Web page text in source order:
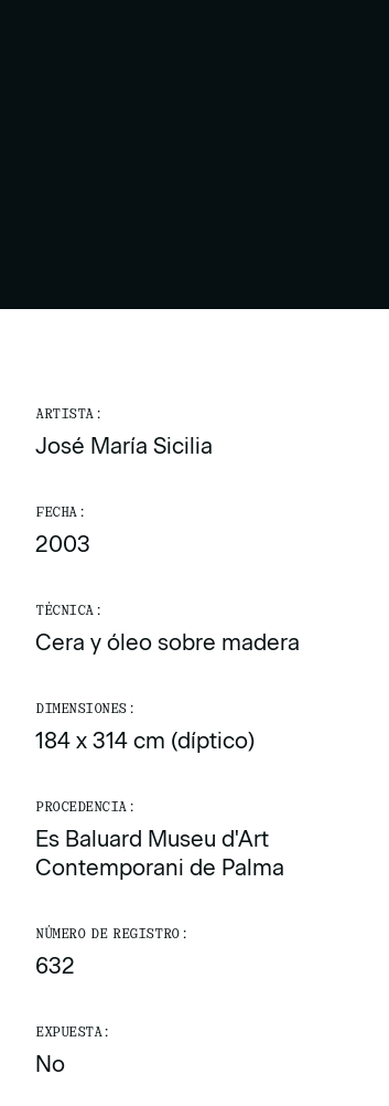
ARTISTA:
José María Sicilia
FECHA:
2003
TÉCNICA:
Cera y óleo sobre madera
DIMENSIONES:
184 x 314 cm (díptico)
PROCEDENCIA:
Es Baluard Museu d'Art
Contemporani de Palma
NÚMERO DE REGISTRO:
632
EXPUESTA:
No